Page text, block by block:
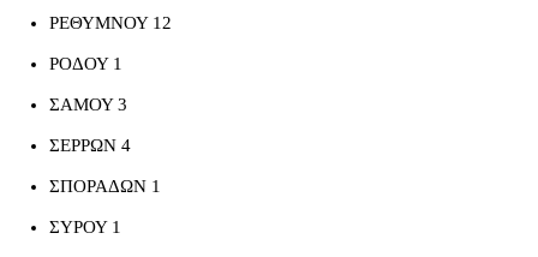
ΡΕΘΥΜΝΟΥ 12
ΡΟΔΟΥ 1
ΣΑΜΟΥ 3
ΣΕΡΡΩΝ 4
ΣΠΟΡΑΔΩΝ 1
ΣΥΡΟΥ 1